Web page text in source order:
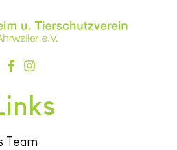
Team